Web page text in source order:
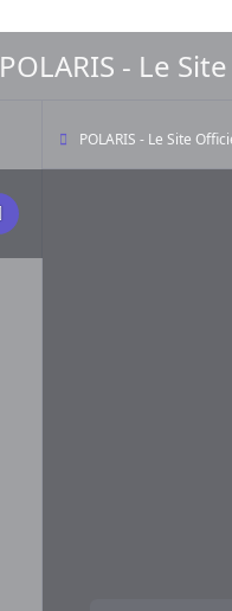
POLARIS - Le
POLARIS - Le Site